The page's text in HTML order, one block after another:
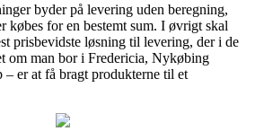
byder på levering uden beregning,
købes for en bestemt sum. I øvrigt skal
prisbevidste løsning til levering, der i de
om man bor i Fredericia, Nykøbing
– er at få bragt produkterne til et